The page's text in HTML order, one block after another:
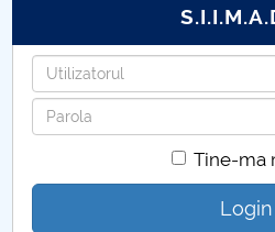
Repartizare programe
Proceduri secretariat FMT
Calendar FMT (CUP)
Utilizatorul
Parola
Tine-ma
Login